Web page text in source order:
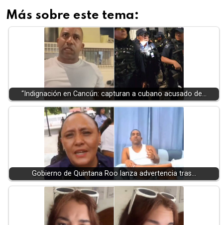
Más sobre este tema:
“Indignación en Cancún: capturan a cubano acusado de…
Gobierno de Quintana Roo lanza advertencia tras…